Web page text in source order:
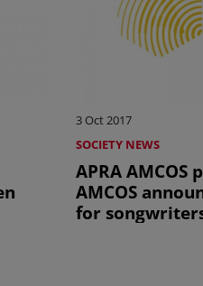
3 Oct 2017
SOCIETY NEWS
APRA AMCOS
AMCOS
for